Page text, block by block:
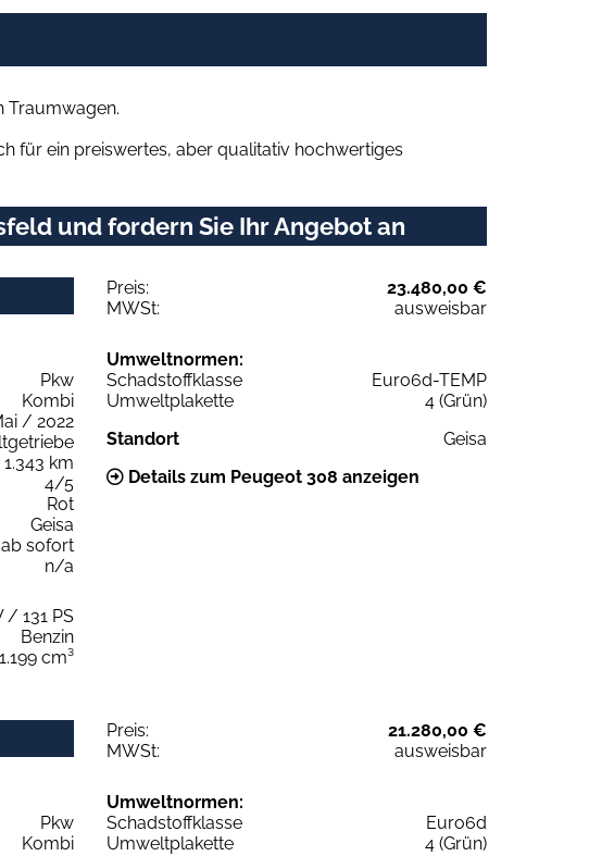
Traumwagen.
für ein preiswertes, aber qualitativ hochwertiges
und fordern Sie Ihr Angebot an
Preis:
23.480,00 €
MWSt:
ausweisbar
Pkw
Kombi
/ 2022
1.343 km
4/5
Rot
Geisa
ab sofort
n/a
/ 131 PS
Benzin
1.199 cm³
Umweltnormen:
Schadstoffklasse
Euro6d-TEMP
Umweltplakette
4 (Grün)
Standort
Geisa
Details zum Peugeot 308 anzeigen
Preis:
21.280,00 €
MWSt:
ausweisbar
Pkw
Kombi
Umweltnormen:
Schadstoffklasse
Euro6d
Umweltplakette
4 (Grün)